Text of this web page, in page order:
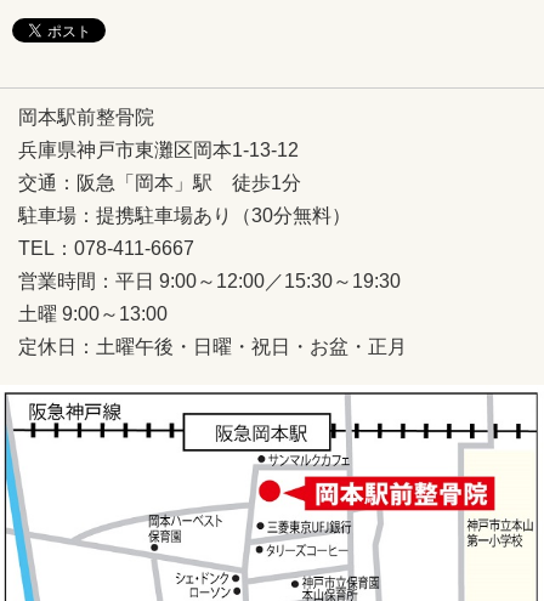
岡本駅前整骨院
兵庫県神戸市東灘区岡本1-13-12
交通：阪急「岡本」駅 徒歩1分
駐車場：提携駐車場あり（30分無料）
TEL：078-411-6667
営業時間：平日 9:00～12:00／15:30～19:30
土曜 9:00～13:00
定休日：土曜午後・日曜・祝日・お盆・正月